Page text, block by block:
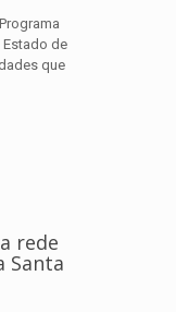
Estado de
que
rede
Santa